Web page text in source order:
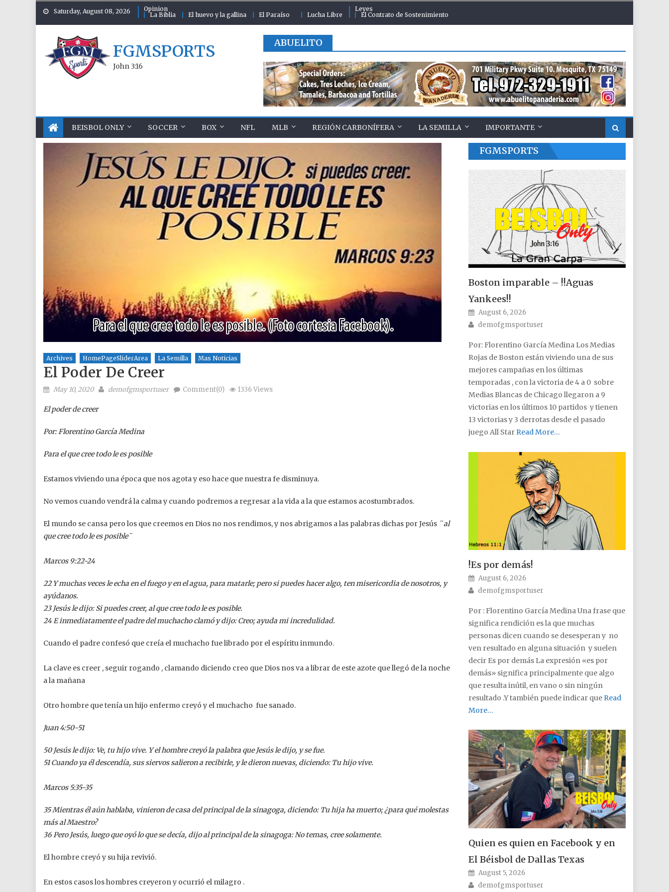
Saturday, August 08, 2026
Opinion
La Biblia
El huevo y la gallina El Paraíso Lucha Libre
Leyes
El Contrato de Sostenimiento
FGMSPORTS
John 3:16
ABUELITO
BEISBOL ONLY SOCCER BOX NFL MLB REGIÓN CARBONÍFERA LA SEMILLA IMPORTANTE
Archives HomePageSliderArea La Semilla Mas Noticias
El Poder De Creer
Posted on
May 10, 2020 Author
demofgmsportuser Comment(0) 1336 Views
El poder de creer
Por: Florentino García Medina
Para el que cree todo le es posible
Estamos viviendo una época que nos agota y eso hace que nuestra fe disminuya.
No vemos cuando vendrá la calma y cuando podremos a regresar a la vida a la que estamos acostumbrados.
El mundo se cansa pero los que creemos en Dios no nos rendimos, y nos abrigamos a las palabras dichas por Jesús ¨ al
que cree todo le es posible¨
Marcos 9:22-24
22 Y muchas veces le echa en el fuego y en el agua, para matarle; pero si puedes hacer algo, ten misericordia de nosotros, y
ayúdanos.
23 Jesús le dijo: Si puedes creer, al que cree todo le es posible.
24 E inmediatamente el padre del muchacho clamó y dijo: Creo; ayuda mi incredulidad.
Cuando el padre confesó que creía el muchacho fue librado por el espíritu inmundo.
La clave es creer , seguir rogando , clamando diciendo creo que Dios nos va a librar de este azote que llegó de la noche
a la mañana
Otro hombre que tenía un hijo enfermo creyó y el muchacho fue sanado.
Juan 4:50-51
50 Jesús le dijo: Ve, tu hijo vive. Y el hombre creyó la palabra que Jesús le dijo, y se fue.
51 Cuando ya él descendía, sus siervos salieron a recibirle, y le dieron nuevas, diciendo: Tu hijo vive.
Marcos 5:35-35
35 Mientras él aún hablaba, vinieron de casa del principal de la sinagoga, diciendo: Tu hija ha muerto; ¿para qué molestas
más al Maestro?
36 Pero Jesús, luego que oyó lo que se decía, dijo al principal de la sinagoga: No temas, cree solamente.
El hombre creyó y su hija revivió.
En estos casos los hombres creyeron y ocurrió el milagro .
FGMSPORTS
Boston imparable – !!Aguas
Yankees!!
Posted on
August 6, 2026
Author
demofgmsportuser
Por: Florentino García Medina Los Medias
Rojas de Boston están viviendo una de sus
mejores campañas en los últimas
temporadas , con la victoria de 4 a 0 sobre
Medias Blancas de Chicago llegaron a 9
victorias en los últimos 10 partidos y tienen
13 victorias y 3 derrotas desde el pasado
juego All Star Read More…
!Es por demás!
Posted on
August 6, 2026
Author
demofgmsportuser
Por : Florentino García Medina Una frase que
significa rendición es la que muchas
personas dicen cuando se desesperan y no
ven resultado en alguna situación y suelen
decir Es por demás La expresión «es por
demás» significa principalmente que algo
que resulta inútil, en vano o sin ningún
resultado .Y también puede indicar que Read
More…
Quien es quien en Facebook y en
El Béisbol de Dallas Texas
Posted on
August 5, 2026
Author
demofgmsportuser